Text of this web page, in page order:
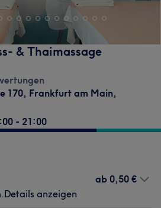
& Thaimassage
170, Frankfurt am Main,
- 21:00
Details anzeigen
ab 0,50 €